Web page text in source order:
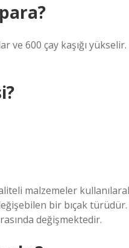
ve 600 çay kaşığı
malzemeler
bir bıçak
değişmektedir.